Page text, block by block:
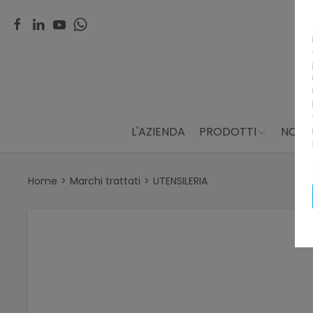
L'AZIENDA PRODOTTI
Home Marchi trattati UTENSILERIA